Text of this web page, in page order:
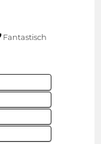
Fantastisch